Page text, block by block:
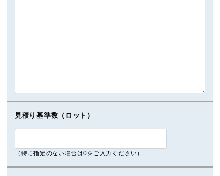
見積り基準数（ロット）
（特に指定のない場合は0をご入力ください）